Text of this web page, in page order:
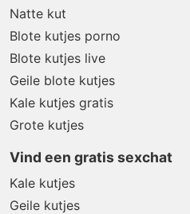
Natte kut
Blote kutjes porno
Blote kutjes live
Geile blote kutjes
Kale kutjes gratis
Grote kutjes
Vind een gratis sexchat
Kale kutjes
Geile kutjes